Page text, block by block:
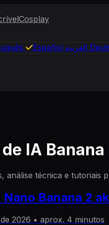
Cosplay
Español العربية
IA Banana
análise técnica e tutoriais
Banana 2
2026 • aprox. 4 minutos